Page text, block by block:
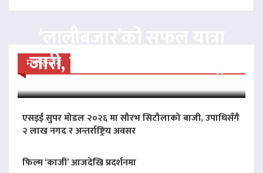
मनोरन्जन
जारी, प्रदर्शनको ५१औँ दिन पूरा
एसइई सुपर मोडल २०२६ मा सौरभ सिटौलाको बाजी, उपाधिसँगै
२ लाख नगद र अन्तर्राष्ट्रिय अवसर
फिल्म ‘काजी’ आजदेखि प्रदर्शनमा